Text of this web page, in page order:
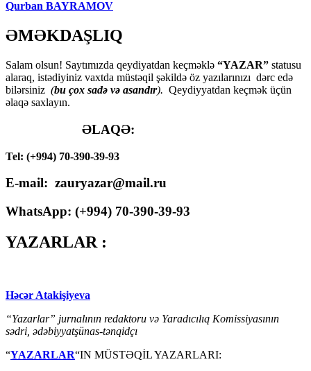
Qurban BAYRAMOV
ƏMƏKDAŞLIQ
Salam olsun! Saytımızda qeydiyatdan keçməklə “YAZAR” statusu
alaraq, istədiyiniz vaxtda müstəqil şəkildə öz yazılarınızı dərc edə
bilərsiniz (bu çox sadə və asandır). Qeydiyyatdan keçmək üçün
əlaqə saxlayın.
ƏLAQƏ:
Tel: (+994) 70-390-39-93
E-mail: zauryazar@mail.ru
WhatsApp: (+994) 70-390-39-93
YAZARLAR :
Həcər Atakişiyeva
“Yazarlar” jurnalının redaktoru və Yaradıcılıq Komissiyasının
sədri, ədəbiyyatşünas-tənqidçı
“YAZARLAR“IN MÜSTƏQİL YAZARLARI: